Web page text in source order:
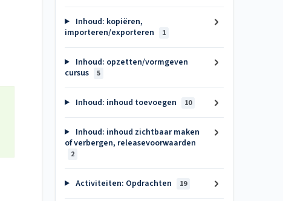
Inhoud: kopiëren,
importeren/exporteren
1
Inhoud: opzetten/vormgeven
cursus
5
Inhoud: inhoud toevoegen 10
Inhoud: inhoud zichtbaar maken
of verbergen, releasevoorwaarden
2
Activiteiten: Opdrachten 19